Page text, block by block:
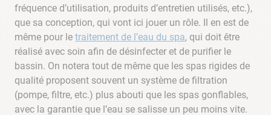
fréquence d’utilisation, produits d’entretien utilisés, etc.),
que sa conception, qui vont ici jouer un rôle. Il en est de
même pour le traitement de l’eau du spa, qui doit être
réalisé avec soin afin de désinfecter et de purifier le
bassin. On notera tout de même que les spas rigides de
qualité proposent souvent un système de filtration
(pompe, filtre, etc.) plus abouti que les spas gonflables,
avec la garantie que l’eau se salisse un peu moins vite.